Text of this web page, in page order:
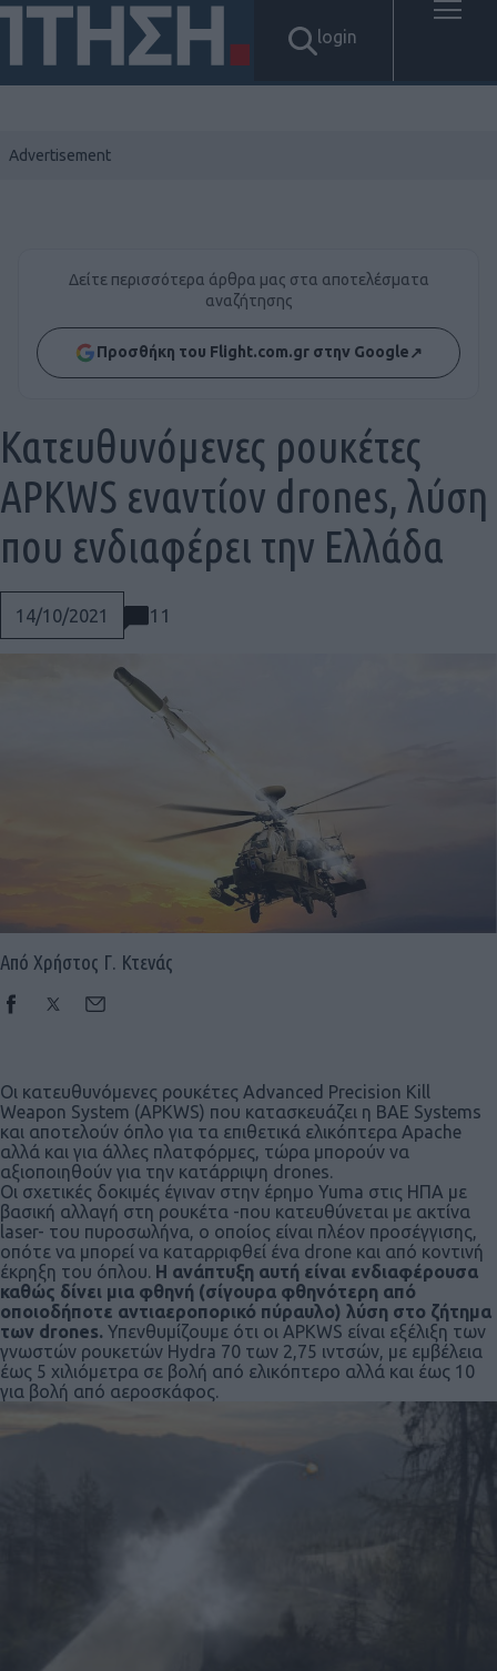
login
Δείτε περισσότερα άρθρα μας στα αποτελέσματα
αναζήτησης
Προσθήκη του Flight.com.gr στην Google↗
14/10/2021 11
Κατευθυνόμενες ρουκέτες
APKWS εναντίον drones, λύση
που ενδιαφέρει την Ελλάδα
Από Χρήστος Γ. Κτενάς
Οι κατευθυνόμενες ρουκέτες Advanced Precision Kill
Weapon System (APKWS) που κατασκευάζει η BAE Systems
και αποτελούν όπλο για τα επιθετικά ελικόπτερα Apache
αλλά και για άλλες πλατφόρμες, τώρα μπορούν να
αξιοποιηθούν για την κατάρριψη drones.
Οι σχετικές δοκιμές έγιναν στην έρημο Yuma στις ΗΠΑ με
βασική αλλαγή στη ρουκέτα -που κατευθύνεται με ακτίνα
laser- του πυροσωλήνα, ο οποίος είναι πλέον προσέγγισης,
οπότε να μπορεί να καταρριφθεί ένα drone και από κοντινή
έκρηξη του όπλου. Η ανάπτυξη αυτή είναι ενδιαφέρουσα
καθώς δίνει μια φθηνή (σίγουρα φθηνότερη από
οποιοδήποτε αντιαεροπορικό πύραυλο) λύση στο ζήτημα
των drones. Υπενθυμίζουμε ότι οι APKWS είναι εξέλιξη των
γνωστών ρουκετών Hydra 70 των 2,75 ιντσών, με εμβέλεια
έως 5 χιλιόμετρα σε βολή από ελικόπτερο αλλά και έως 10
για βολή από αεροσκάφος.